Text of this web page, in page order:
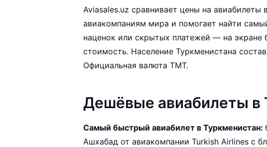
Aviasales.uz сравнивает цены на авиабилеты
авиакомпаниям мира и помогает найти
наценок или скрытых платежей — на экране
стоимость. Население Туркменистана составляет 4,940,916 человек.
Официальная валюта TMT.
Дешёвые авиабилеты в
Самый быстрый авиабилет в Туркменистан:
Ашхабад от авиакомпании Turkish Airlines с ближайшим вылетом 11.08.2026 и